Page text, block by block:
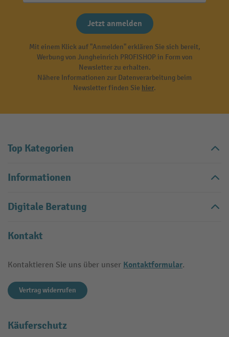
Jetzt anmelden
Mit einem Klick auf "Anmelden" erklären Sie sich bereit,
Werbung von Jungheinrich PROFISHOP in Form von
Newsletter zu erhalten.
Nähere Informationen zur Datenverarbeitung beim
Newsletter finden Sie hier.
Top Kategorien
Informationen
Digitale Beratung
Kontakt
Kontaktieren Sie uns über unser Kontaktformular.
Vertrag widerrufen
Käuferschutz